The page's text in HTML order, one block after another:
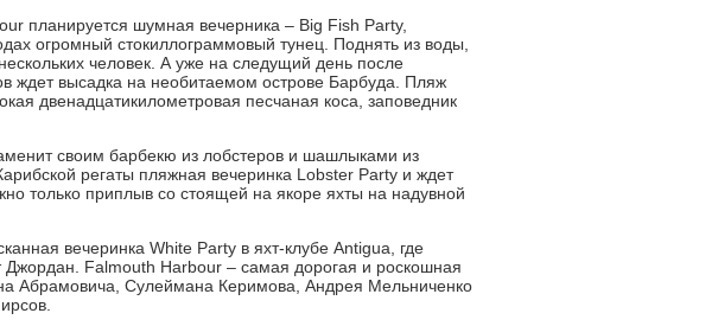
планируется шумная вечерника – Big Fish Party,
огромный стокиллограммовый тунец. Поднять из воды,
человек. А уже на следущий день после
ждет высадка на необитаемом острове Барбуда. Пляж
двенадцатикилометровая песчаная коса, заповедник
своим барбекю из лобстеров и шашлыками из
регаты пляжная вечеринка Lobster Party и ждет
только приплыв со стоящей на якоре яхты на надувной
вечеринка White Party в яхт-клубе Antigua, где
Джордан. Falmouth Harbour – самая дорогая и роскошная
Абрамовича, Сулеймана Керимова, Андрея Мельниченко